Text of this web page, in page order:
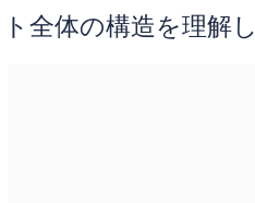
全体の構造を理解